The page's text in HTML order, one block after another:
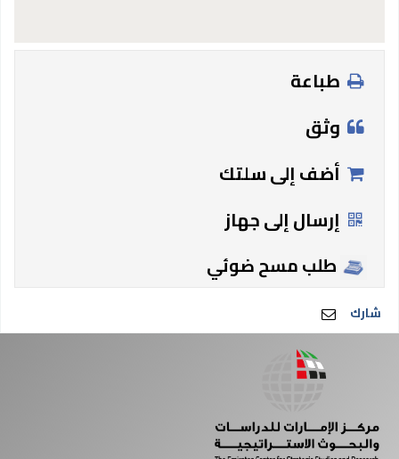
طباعة
وثق
أضف إلى سلتك
إرسال إلى جهاز
طلب مسح ضوئي
شارك